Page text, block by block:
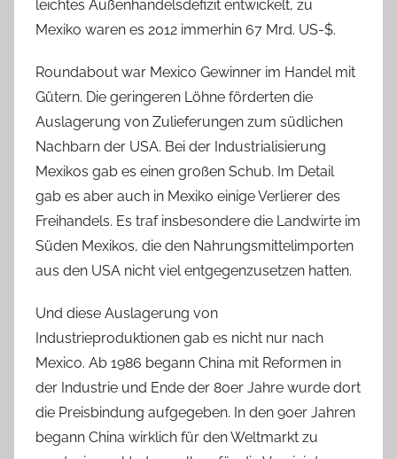
leichtes Außenhandelsdefizit entwickelt, zu
Mexiko waren es 2012 immerhin 67 Mrd. US-$.
Roundabout war Mexico Gewinner im Handel mit
Gütern. Die geringeren Löhne förderten die
Auslagerung von Zulieferungen zum südlichen
Nachbarn der USA. Bei der Industrialisierung
Mexikos gab es einen großen Schub. Im Detail
gab es aber auch in Mexiko einige Verlierer des
Freihandels. Es traf insbesondere die Landwirte im
Süden Mexikos, die den Nahrungsmittelimporten
aus den USA nicht viel entgegenzusetzen hatten.
Und diese Auslagerung von
Industrieproduktionen gab es nicht nur nach
Mexico. Ab 1986 begann China mit Reformen in
der Industrie und Ende der 80er Jahre wurde dort
die Preisbindung aufgegeben. In den 90er Jahren
begann China wirklich für den Weltmarkt zu